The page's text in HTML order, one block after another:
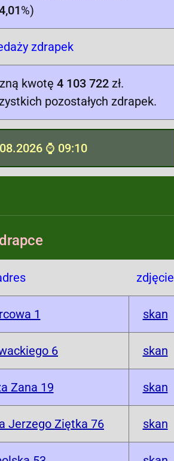
%)
zdrapek
kwotę 4 103 722 zł.
pozostałych zdrapek.
⌚ 09:10
zdjęcie
1 skan
6 skan
Zana 19 skan
Jerzego Ziętka 76 skan